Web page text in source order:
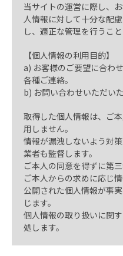
当サイトの運営に際し、
人情報に対して十分な配
し、適正な管理を行うこ
【個人情報の利用目的】
a) お客様のご要望に合わ
各種ご連絡。
b) お問い合わせいただい
取得した個人情報は、ご
用しません。
情報が漏洩しないよう対
業者も監督します。
ご本人の同意を得ずに第
ご本人からの求めに応じ情
公開された個人情報が事
じます。
個人情報の取り扱いに関
処します。